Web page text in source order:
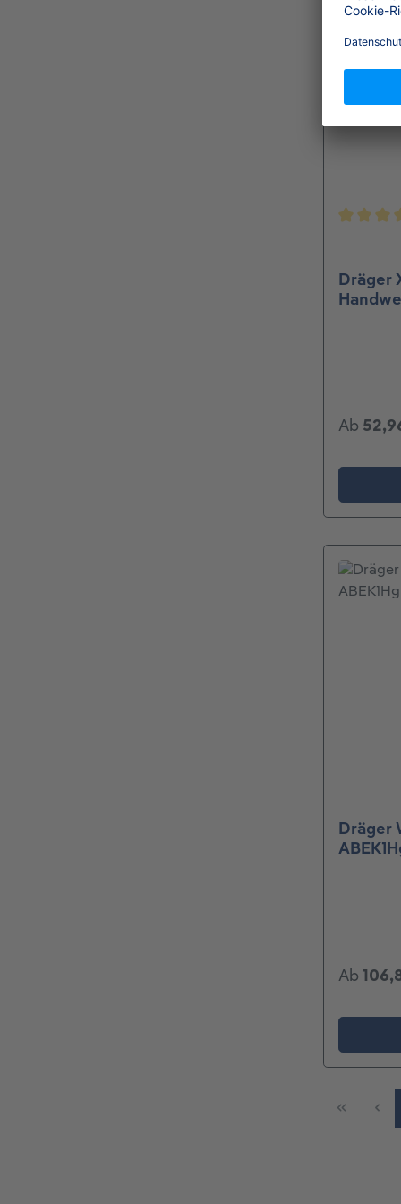
Dräger
Ab
Dräger
Ab